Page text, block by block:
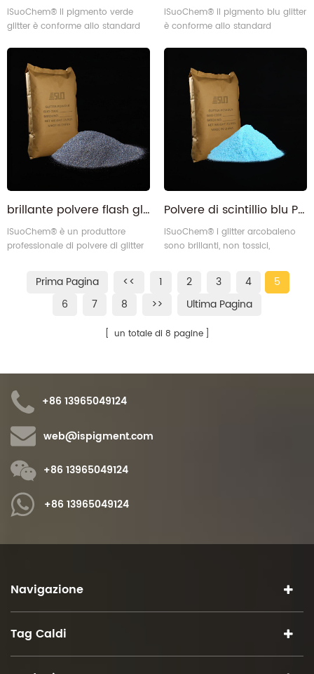
iSuoChem® Il pigmento verde
glitter è conforme allo standard
OEKO-TEXT Standard 100.
Essendo il principale produttore di
polvere glitter in Cina,
iSuoChem® porta la
responsabilità di costruire
l'eccellenza.
iSuoChem® il pigmento blu glitter
è conforme allo standard
OEKO-TEXT Standard 100.
Essendo il principale produttore di
polvere glitter in Cina,
iSuoChem® porta la
responsabilità di costruire
l'eccellenza.
brillante polvere flash glitter argento laser olografico
iSuoChem® è un produttore
professionale di polvere di glitter
taglio di precisione conquista
sempre tutti i settori correlati per
la soddisfazione dei clienti. la
Polvere di scintillio blu PET iridescente industriale all'ingrosso
iSuoChem® i glitter arcobaleno
sono brillanti, non tossici,
polvere di glitter arcobaleno è
conforme allo SGS, formaldeide
libera, BPA libero (bisfenolo A
Prima Pagina << 1 2 3 4
5
6
7 8 >> Ultima Pagina
un totale di 8 pagine
+86 13965049124
web@ispigment.com
+86 13965049124
+86 13965049124
Navigazione
Tag Caldi